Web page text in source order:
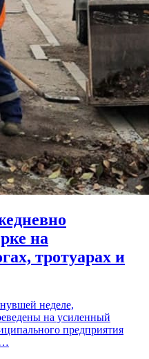
на
тротуарах и
неделе,
на усиленный
предприятия